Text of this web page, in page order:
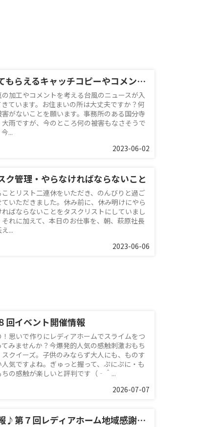
見てもらえるキャッチコピーやコメント？
の加工やコメントを考える台風のニュースが入
きています。お住まいの所は大丈夫ですか？何
害がないことを願います。事務所のある国分寺
大雨ですが、今のところ何の被害もなさそうで
...
2023-06-02
ク管理・やらなければならないこと
ことリスト二連休をいただき、のんびりと過ご
ていただきました。休み前に、休み明けにやら
ればならないことをタスクリストにしていまし
それに加えて、本日のお仕事を、朝、萩原社長
...
2023-06-06
回イベント開催情報
！思いで作りにレディアホームでスライムをつ
てみませんか？今爆発的人気の感触刺激おもち
スクイーズ。子供のみならず大人にも、ものす
人気ですよね。ぎゅっと握って、ぷにぷに・も
ちの感触が楽しいと評判です（‐＾...
2026-07-07
続報♪第７回レディアホーム地域感謝イベント